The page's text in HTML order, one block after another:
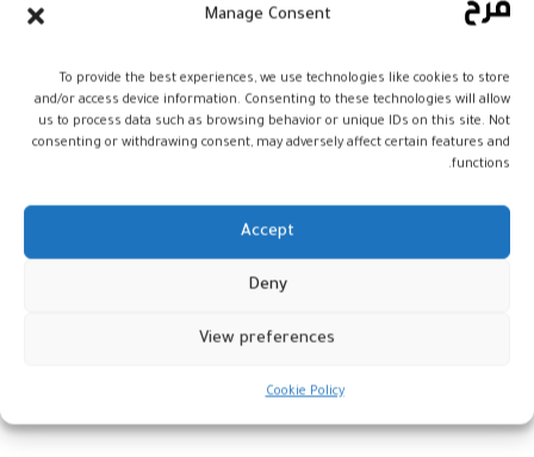
Manage Consent
To provide the best experiences, we use technologies like cookies to store
and/or access device information. Consenting to these technologies will allow
us to process data such as browsing behavior or unique IDs on this site. Not
consenting or withdrawing consent, may adversely affect certain features and
functions.
Accept
Deny
View preferences
Cookie Policy
ياسمين إثريب أول مغربية تتوج